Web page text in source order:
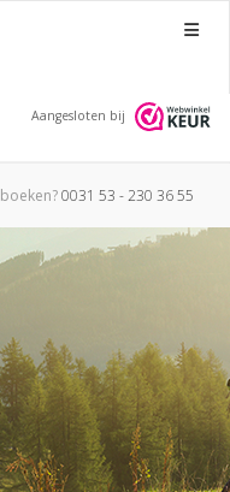
Menu
Aangesloten bij
boeken?0031 53 - 230 36 55